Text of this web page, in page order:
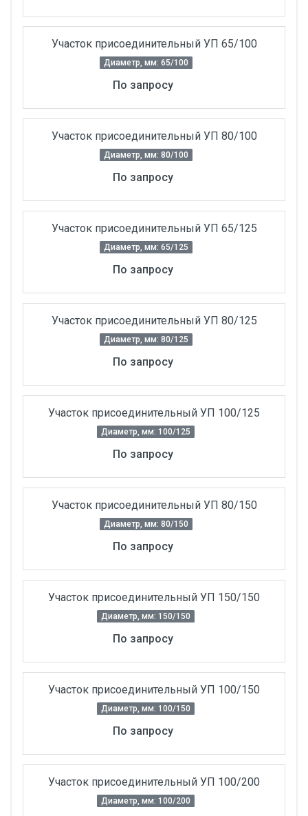
Участок присоединительный УП 65/100
Диаметр, мм: 65/100
По запросу
Участок присоединительный УП 80/100
Диаметр, мм: 80/100
По запросу
Участок присоединительный УП 65/125
Диаметр, мм: 65/125
По запросу
Участок присоединительный УП 80/125
Диаметр, мм: 80/125
По запросу
Участок присоединительный УП 100/125
Диаметр, мм: 100/125
По запросу
Участок присоединительный УП 80/150
Диаметр, мм: 80/150
По запросу
Участок присоединительный УП 150/150
Диаметр, мм: 150/150
По запросу
Участок присоединительный УП 100/150
Диаметр, мм: 100/150
По запросу
Участок присоединительный УП 100/200
Диаметр, мм: 100/200